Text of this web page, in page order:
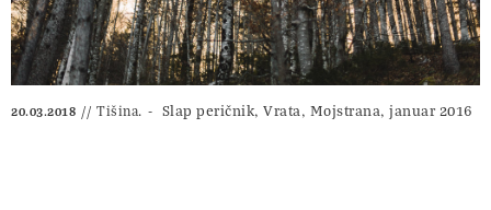
20.03.2018 Tišina. Slap peričnik, Vrata, Mojstrana, januar 2016